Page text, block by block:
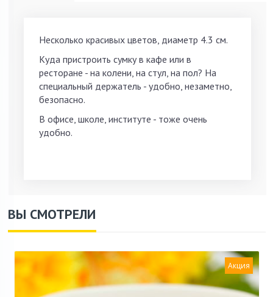
Несколько красивых цветов, диаметр 4.3 см.
Куда пристроить сумку в кафе или в
ресторане - на колени, на стул, на пол? На
специальный держатель - удобно, незаметно,
безопасно.
В офисе, школе, институте - тоже очень
удобно.
ВЫ СМОТРЕЛИ
Акция